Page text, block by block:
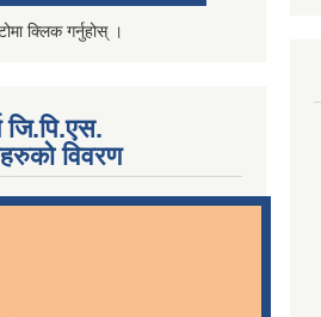
क्लिक गर्नुहोस् ।
जि.पि.एस.
विवरण